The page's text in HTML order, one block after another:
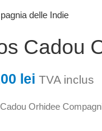
delle Indie
Cadou
lei TVA inclus
Orhidee